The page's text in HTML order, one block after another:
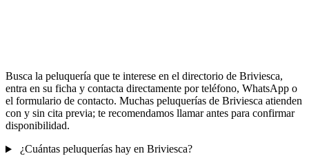
Busca la peluquería que te interese en el directorio de Briviesca,
entra en su ficha y contacta directamente por teléfono, WhatsApp o
el formulario de contacto. Muchas peluquerías de Briviesca atienden
con y sin cita previa; te recomendamos llamar antes para confirmar
disponibilidad.
¿Cuántas peluquerías hay en Briviesca?